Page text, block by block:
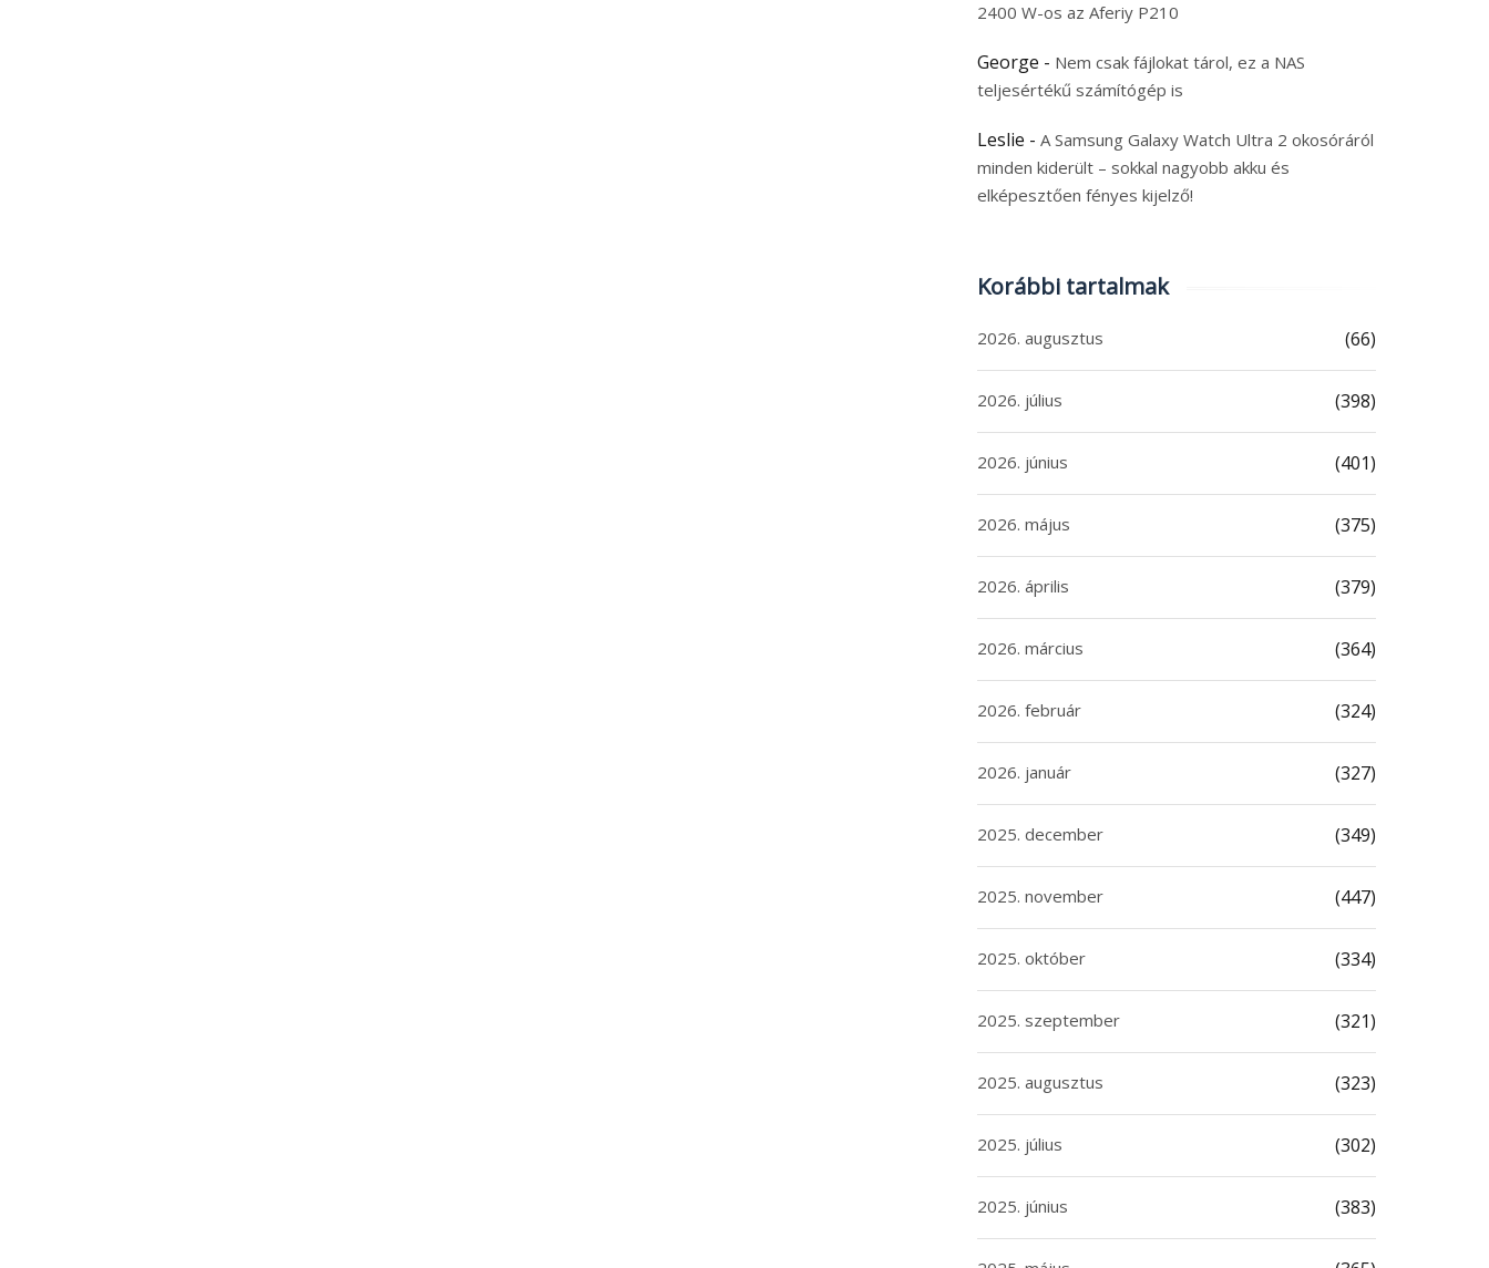
2400 W-os az Aferiy P210
George - Nem csak fájlokat tárol, ez a NAS
teljesértékű számítógép is
Leslie - A Samsung Galaxy Watch Ultra 2 okosóráról
minden kiderült – sokkal nagyobb akku és
elképesztően fényes kijelző!
Korábbi tartalmak
2026. augusztus (66)
2026. július (398)
2026. június (401)
2026. május (375)
2026. április (379)
2026. március (364)
2026. február (324)
2026. január (327)
2025. december (349)
2025. november (447)
2025. október (334)
2025. szeptember (321)
2025. augusztus (323)
2025. július (302)
2025. június (383)